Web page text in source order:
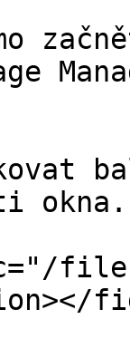
okna.
files/